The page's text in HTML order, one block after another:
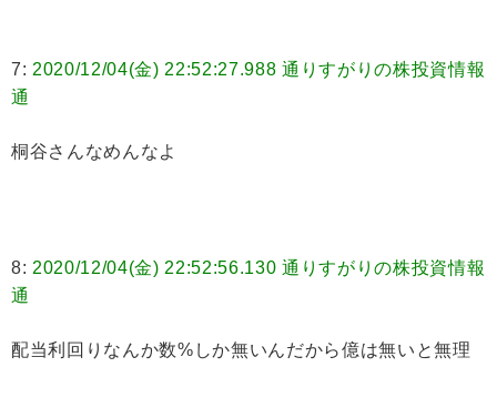
7: 2020/12/04(金) 22:52:27.988 通りすがりの株投資情報
通
桐谷さんなめんなよ
8: 2020/12/04(金) 22:52:56.130 通りすがりの株投資情報
通
配当利回りなんか数%しか無いんだから億は無いと無理